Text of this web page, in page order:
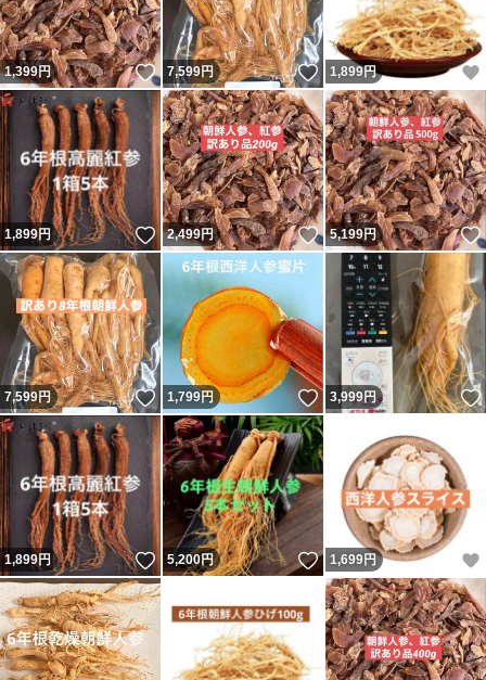
1,399円 いいね！
7,599円 いいね！
1,899円
1,899円 いいね！
2,499円 いいね！
5,199円
7,599円 いいね！
1,799円 いいね！
3,999円
1,899円 いいね！
5,200円 いいね！
1,699円